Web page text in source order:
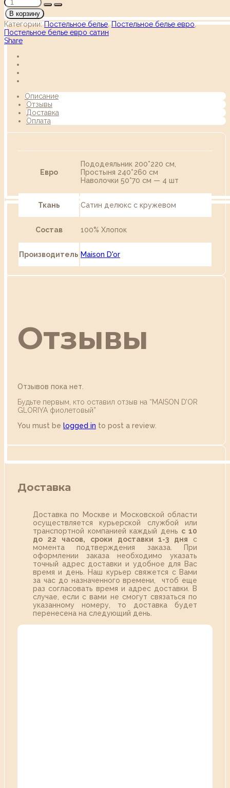
В корзину
Категории:Постельное белье,Постельное белье евро,
Постельное белье евро сатин
Share
Описание
Отзывы
Доставка
Оплата
Евро
Пододеяльник 200*220 см,
Простыня 240*260 см
Наволочки 50*70 см — 4 шт
Ткань Сатин делюкс с кружевом
Состав 100% Хлопок
Производитель Maison D'or
Отзывы
Отзывов пока нет.
Будьте первым, кто оставил отзыв на “MAISON D’OR
GLORIYA фиолетовый”
You must be logged in to post a review.
Доставка
Доставка по Москве и Московской области
осуществляется курьерской службой или
транспортной компанией каждый день с 10
до 22 часов,
сроки доставки 1-3 дня с
момента подтверждения заказа. При
оформлении заказа необходимо указать
точный адрес доставки и удобное для Вас
время и день. Наш курьер свяжется с Вами
за час до назначенного времени, чтоб еще
раз согласовать время и адрес доставки. В
случае, если с вами не смогут связаться по
указанному номеру, то доставка будет
перенесена на следующий день.